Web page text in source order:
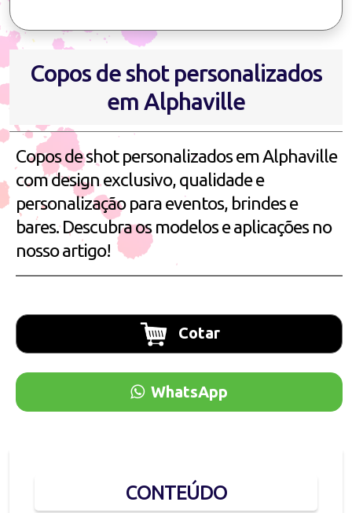
Copos de shot personalizados
em Alphaville
Copos de shot personalizados em Alphaville
com design exclusivo, qualidade e
personalização para eventos, brindes e
bares. Descubra os modelos e aplicações no
nosso artigo!
Cotar
WhatsApp
CONTEÚDO